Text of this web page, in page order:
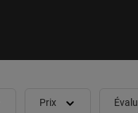
Prix